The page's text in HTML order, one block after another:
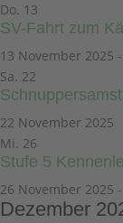
Do. 13
SV-Fahrt zum
13 November 2025 -
Sa. 22
22 November 2025
Mi. 26
Stufe 5
26 November 2025 -
Dezember